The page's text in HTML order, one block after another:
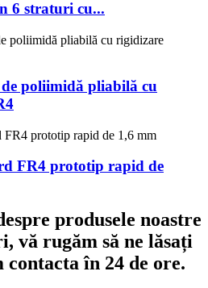
6 straturi cu...
poliimidă pliabilă cu
FR4 prototip rapid de
produsele noastre
vă rugăm să ne lăsați
în 24 de ore.